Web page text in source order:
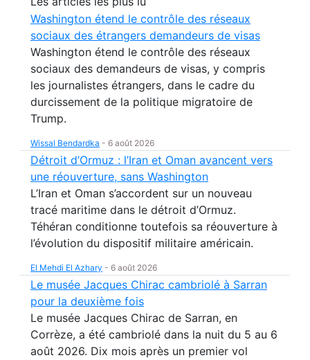
Washington étend le contrôle des réseaux
sociaux des étrangers demandeurs de visas
Washington étend le contrôle des réseaux
sociaux des demandeurs de visas, y compris
les journalistes étrangers, dans le cadre du
durcissement de la politique migratoire de
Trump.
Wissal Bendardka - 6 août 2026
Détroit d’Ormuz : l’Iran et Oman avancent vers
une réouverture, sans Washington
L’Iran et Oman s’accordent sur un nouveau
tracé maritime dans le détroit d’Ormuz.
Téhéran conditionne toutefois sa réouverture à
l’évolution du dispositif militaire américain.
El Mehdi El Azhary - 6 août 2026
Le musée Jacques Chirac cambriolé à Sarran
pour la deuxième fois
Le musée Jacques Chirac de Sarran, en
Corrèze, a été cambriolé dans la nuit du 5 au 6
août 2026. Dix mois après un premier vol